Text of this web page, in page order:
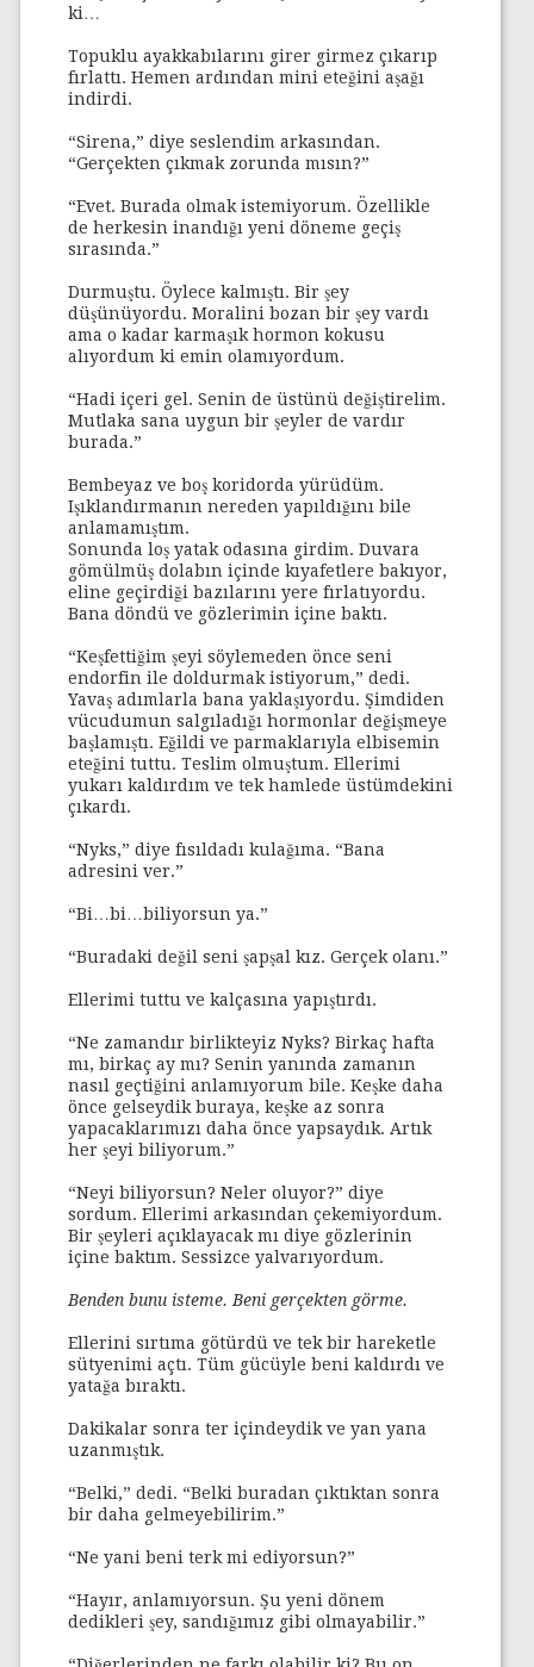
ki…
Topuklu ayakkabılarını girer girmez çıkarıp
fırlattı. Hemen ardından mini eteğini aşağı
indirdi.
“Sirena,” diye seslendim arkasından.
“Gerçekten çıkmak zorunda mısın?”
“Evet. Burada olmak istemiyorum. Özellikle
de herkesin inandığı yeni döneme geçiş
sırasında.”
Durmuştu. Öylece kalmıştı. Bir şey
düşünüyordu. Moralini bozan bir şey vardı
ama o kadar karmaşık hormon kokusu
alıyordum ki emin olamıyordum.
“Hadi içeri gel. Senin de üstünü değiştirelim.
Mutlaka sana uygun bir şeyler de vardır
burada.”
Bembeyaz ve boş koridorda yürüdüm.
Işıklandırmanın nereden yapıldığını bile
anlamamıştım.
Sonunda loş yatak odasına girdim. Duvara
gömülmüş dolabın içinde kıyafetlere bakıyor,
eline geçirdiği bazılarını yere fırlatıyordu.
Bana döndü ve gözlerimin içine baktı.
“Keşfettiğim şeyi söylemeden önce seni
endorfin ile doldurmak istiyorum,” dedi.
Yavaş adımlarla bana yaklaşıyordu. Şimdiden
vücudumun salgıladığı hormonlar değişmeye
başlamıştı. Eğildi ve parmaklarıyla elbisemin
eteğini tuttu. Teslim olmuştum. Ellerimi
yukarı kaldırdım ve tek hamlede üstümdekini
çıkardı.
“Nyks,” diye fısıldadı kulağıma. “Bana
adresini ver.”
“Bi…bi…biliyorsun ya.”
“Buradaki değil seni şapşal kız. Gerçek olanı.”
Ellerimi tuttu ve kalçasına yapıştırdı.
“Ne zamandır birlikteyiz Nyks? Birkaç hafta
mı, birkaç ay mı? Senin yanında zamanın
nasıl geçtiğini anlamıyorum bile. Keşke daha
önce gelseydik buraya, keşke az sonra
yapacaklarımızı daha önce yapsaydık. Artık
her şeyi biliyorum.”
“Neyi biliyorsun? Neler oluyor?” diye
sordum. Ellerimi arkasından çekemiyordum.
Bir şeyleri açıklayacak mı diye gözlerinin
içine baktım. Sessizce yalvarıyordum.
Benden bunu isteme. Beni gerçekten görme.
Ellerini sırtıma götürdü ve tek bir hareketle
sütyenimi açtı. Tüm gücüyle beni kaldırdı ve
yatağa bıraktı.
Dakikalar sonra ter içindeydik ve yan yana
uzanmıştık.
“Belki,” dedi. “Belki buradan çıktıktan sonra
bir daha gelmeyebilirim.”
“Ne yani beni terk mi ediyorsun?”
“Hayır, anlamıyorsun. Şu yeni dönem
dedikleri şey, sandığımız gibi olmayabilir.”